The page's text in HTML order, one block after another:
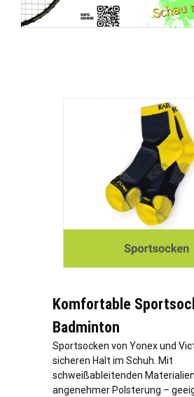
Komfortable
Badminton
Sportsocken von Yonex und
sicheren Halt im Schuh. Mit
schweißableitenden
angenehmer Polsterung –